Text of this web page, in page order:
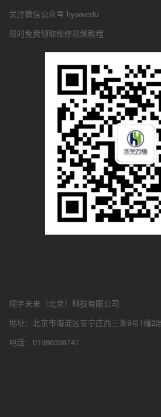
关注微信公众号 hywwedu
限时免费领取维修视频教程
翔宇未来（北京）科技有限公司
地址：北京市海淀区安宁庄西三条9号1幢2
电话：01086398747